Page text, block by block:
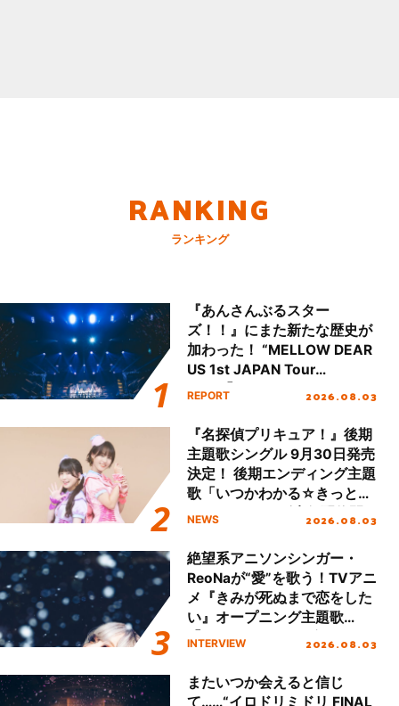
RANKING
ランキング
『あんさんぶるスター
ズ！！』にまた新たな歴史が
加わった！ “MELLOW DEAR
US 1st JAPAN Tour
Final「NICE to meet YOU
ート!!
REPORT 2026.08.03
『名探偵プリキュア！』後期
主題歌シングル 9月30日発売
決定！ 後期エンディング主題
歌「いつかわかる☆きっとあ
える」TVサイズ先行配信開
NEWS 2026.08.03
絶望系アニソンシンガー・
ReoNaが“愛”を歌う！TVアニ
メ『きみが死ぬまで恋をした
い』オープニング主題歌
「Amore」インタビュー
INTERVIEW 2026.08.03
またいつか会えると信じ
て……“イロドリミドリ FINAL